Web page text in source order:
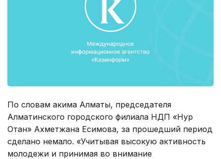
По словам акима Алматы, председателя
Алматинского городского филиала НДП «Нур
Отан» Ахметжана Есимова, за прошедший период
сделано немало. «Учитывая высокую активность
молодежи и принимая во внимание